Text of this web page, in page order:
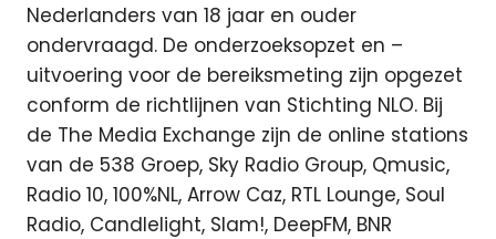
Nederlanders van 18 jaar en ouder
ondervraagd. De onderzoeksopzet en –
uitvoering voor de bereiksmeting zijn opgezet
conform de richtlijnen van Stichting NLO. Bij
de The Media Exchange zijn de online stations
van de 538 Groep, Sky Radio Group, Qmusic,
Radio 10, 100%NL, Arrow Caz, RTL Lounge, Soul
Radio, Candlelight, Slam!, DeepFM, BNR